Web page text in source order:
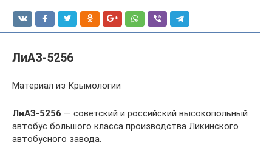
ЛиАЗ-5256
Материал из Крымологии
ЛиАЗ-5256 — советский и российский высокопольный
автобус большого класса производства Ликинского
автобусного завода.